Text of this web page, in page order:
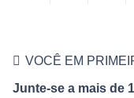
VOCÊ EM
Junte-se a mais de